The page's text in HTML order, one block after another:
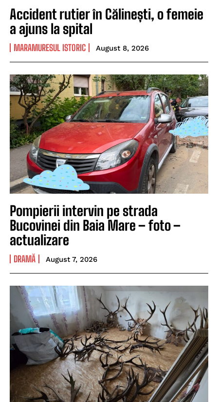
Accident rutier în Călinești, o femeie
a ajuns la spital
MARAMURESUL ISTORIC August 8, 2026
Pompierii intervin pe strada
Bucovinei din Baia Mare – foto –
actualizare
DRAMĂ August 7, 2026